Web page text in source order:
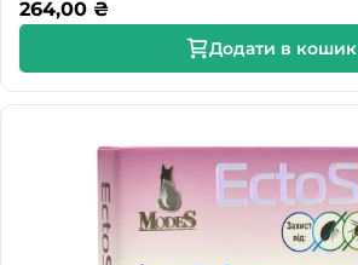
264,00 ₴
Додати в кошик